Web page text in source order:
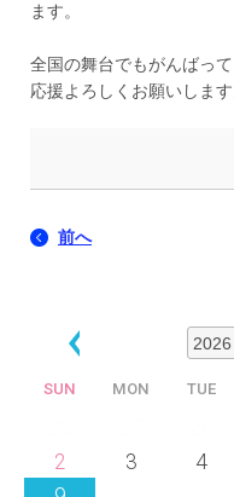
ます。
全国の舞台でもがんばって
応援よろしくお願いします
前へ
SUN MON TUE
2
3 4